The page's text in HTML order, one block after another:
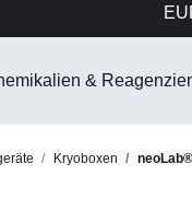
&
Kryoboxen